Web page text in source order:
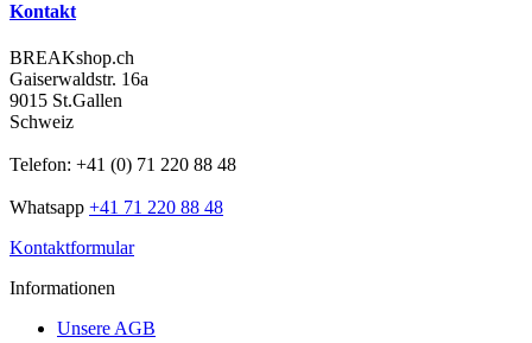
Kontakt
BREAKshop.ch
Gaiserwaldstr. 16a
9015 St.Gallen
Schweiz
Telefon: +41 (0) 71 220 88 48
Whatsapp +41 71 220 88 48
Kontaktformular
Informationen
Unsere AGB